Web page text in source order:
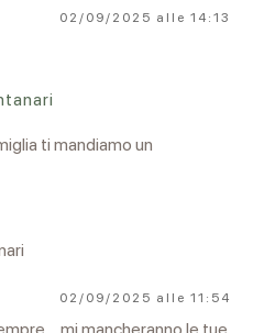
02/09/2025 alle 14:13
ti mandiamo un
02/09/2025 alle 11:54